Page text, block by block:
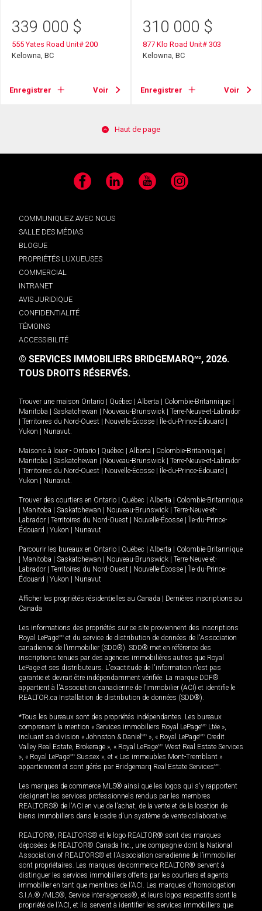
339 000 $
555 Yates Road Unit# 200
Kelowna, BC
Enregistrer Voir
310 000 $
877 Klo Road Unit# 303
Kelowna, BC
Enregistrer Voir
Haut de page
Facebook LinkedIn YouTube Instagram
COMMUNIQUEZ AVEC NOUS
SALLE DES MÉDIAS
BLOGUE
PROPRIÉTÉS LUXUEUSES
COMMERCIAL
INTRANET
AVIS JURIDIQUE
CONFIDENTIALITÉ
TÉMOINS
ACCESSIBILITÉ
© SERVICES IMMOBILIERS BRIDGEMARQMD, 2026.
TOUS DROITS RÉSERVÉS.
Trouver une maison Ontario Québec Alberta Colombie-Britannique
Manitoba
Saskatchewan Nouveau-Brunswick
Terre-Neuve-et-Labrador
Territoires du Nord-Ouest Nouvelle-Écosse Île-du-Prince-Édouard
Yukon
Nunavut.
Maisons à louer - Ontario Québec Alberta Colombie-Britannique
Manitoba
Saskatchewan Nouveau-Brunswick
Terre-Neuve-et-Labrador
Territoires du Nord-Ouest Nouvelle-Écosse Île-du-Prince-Édouard
Yukon
Nunavut.
Trouver des courtiers en Ontario Québec Alberta
Colombie-Britannique
Manitoba Saskatchewan Nouveau-Brunswick
Terre-Neuve-et-
Labrador
Territoires du Nord-Ouest Nouvelle-Écosse
Île-du-Prince-
Édouard
Yukon Nunavut
Parcourir les bureaux en Ontario Québec Alberta
Colombie-Britannique
Manitoba Saskatchewan Nouveau-Brunswick
Terre-Neuve-et-
Labrador
Territoires du Nord-Ouest Nouvelle-Écosse
Île-du-Prince-
Édouard
Yukon Nunavut
Afficher les propriétés résidentielles au Canada
Dernières inscriptions au
Canada
Les informations des propriétés sur ce site proviennent des inscriptions
Royal LePageMD et du service de distribution de données de l'Association
canadienne de l’immobilier (SDD®). SDD® met en référence des
inscriptions tenues par des agences immobilières autres que Royal
LePage et ses distributeurs. L'exactitude de l'information n'est pas
garantie et devrait être indépendamment vérifiée. La marque DDF®
appartient à l'Association canadienne de l’immobilier (ACI) et identifie le
REALTOR.ca Installation de distribution de données (SDD®).
*Tous les bureaux sont des propriétés indépendantes. Les bureaux
comprenant la mention « Services immobiliers Royal LePageMD Ltée »,
incluant sa division « Johnston & Daniel MD », « Royal LePageMD Credit
Valley Real Estate, Brokerage », « Royal LePageMD West Real Estate Services
», « Royal LePageMD Sussex », et « Les immeubles Mont-Tremblant »
appartiennent et sont gérés par Bridgemarq Real Estate ServicesMD.
Les marques de commerce MLS® ainsi que les logos qui s'y rapportent
désignent les services professionnels rendus par les membres
REALTORS® de l'ACI en vue de l'achat, de la vente et de la location de
biens immobiliers dans le cadre d'un système de vente collaborative.
REALTOR®, REALTORS® et le logo REALTOR® sont des marques
déposées de REALTOR® Canada Inc., une compagnie dont la National
Association of REALTORS® et l'Association canadienne de l’immobilier
sont propriétaires. Les marques de commerce REALTOR® servent à
distinguer les services immobiliers offerts par les courtiers et agents
immobilier en tant que membres de l'ACI. Les marques d'homologation
S.I.A.® /MLS®, Service inter-agences®, et leurs logos respectifs sont la
propriété de l'ACI, et ils servent à identifier les services immobiliers que